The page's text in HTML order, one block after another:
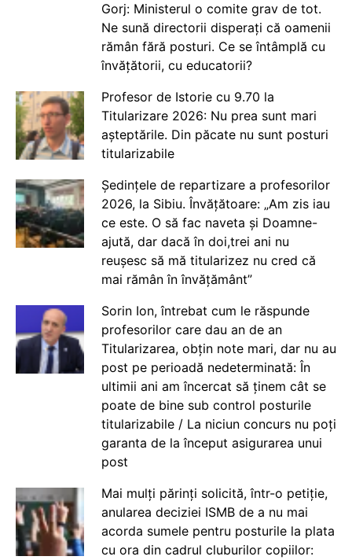
Gorj: Ministerul o comite grav de tot.
Ne sună directorii disperați că oamenii
rămân fără posturi. Ce se întâmplă cu
învățătorii, cu educatorii?
Profesor de Istorie cu 9.70 la
Titularizare 2026: Nu prea sunt mari
așteptările. Din păcate nu sunt posturi
titularizabile
Ședințele de repartizare a profesorilor
2026, la Sibiu. Învățătoare: „Am zis iau
ce este. O să fac naveta și Doamne-
ajută, dar dacă în doi,trei ani nu
reușesc să mă titularizez nu cred că
mai rămân în învățământ”
Sorin Ion, întrebat cum le răspunde
profesorilor care dau an de an
Titularizarea, obțin note mari, dar nu au
post pe perioadă nedeterminată: În
ultimii ani am încercat să ținem cât se
poate de bine sub control posturile
titularizabile / La niciun concurs nu poți
garanta de la început asigurarea unui
post
Mai mulți părinți solicită, într-o petiție,
anularea deciziei ISMB de a nu mai
acorda sumele pentru posturile la plata
cu ora din cadrul cluburilor copiilor: